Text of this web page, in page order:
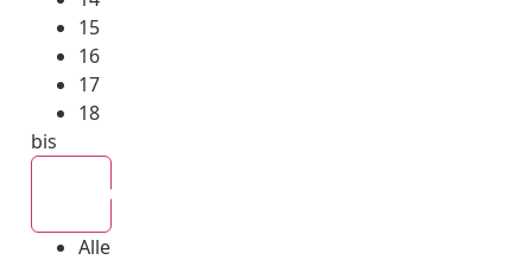
15
16
17
18
bis
Alle